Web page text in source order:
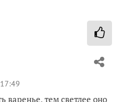
варенье, тем светлее оно